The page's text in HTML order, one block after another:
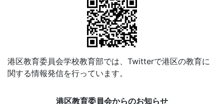
港区教育委員会学校教育部では、Twitterで港区の教育に
関する情報発信を行っています。
港区教育委員会からのお知らせ